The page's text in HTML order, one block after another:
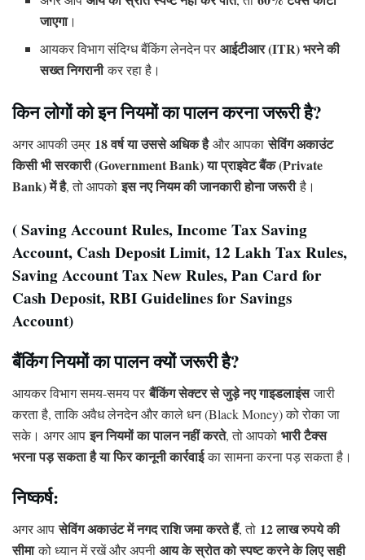
जाएगा।
आयकर विभाग संदिग्ध बैंकिंग लेनदेन परआईटीआर (ITR) भरने की
सख्त निगरानीकर रहा है।
किन लोगों को इन नियमों का पालन करना जरूरी है?
अगर आपकी उम्र 18 वर्ष या उससे अधिक हैऔर आपकासेविंग अकाउंट
किसी भी सरकारी (Government Bank) या प्राइवेट बैंक (Private
Bank) में है, तो आपकोइस नए नियम की जानकारी होना जरूरीहै।
( Saving Account Rules, Income Tax Saving
Account, Cash Deposit Limit, 12 Lakh Tax Rules,
Saving Account Tax New Rules, Pan Card for
Cash Deposit, RBI Guidelines for Savings
Account)
बैंकिंग नियमों का पालन क्यों जरूरी है?
आयकर विभाग समय-समय परबैंकिंग सेक्टर से जुड़े नए गाइडलाइंसजारी
करता है, ताकि अवैध लेनदेन और काले धन (Black Money) को रोका जा
सके। अगर आपइन नियमों का पालन नहीं करते, तो आपको भारी टैक्स
भरना पड़ सकता है या फिर कानूनी कार्रवाईका सामना करना पड़ सकता है।
निष्कर्ष:
अगर आपसेविंग अकाउंट में नगद राशि जमा करते हैं, तो 12 लाख रुपये की
सीमाको ध्यान में रखें और अपनी आय के स्रोत को स्पष्ट करने के लिए सही